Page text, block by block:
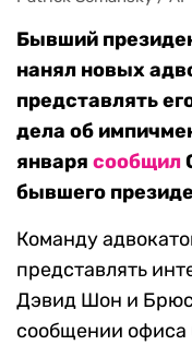
Бывший
нанял новых
представлять
дела об
января сообщил
бывшего
Команду
представлять
Дэвид Шон и
сообщении офиса